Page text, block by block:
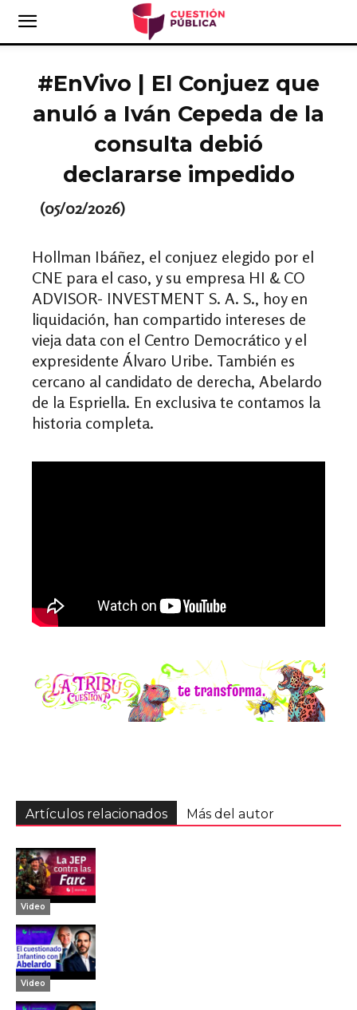
#EnVivo | El Conjuez que
anuló a Iván Cepeda de la
consulta debió
declararse impedido
(05/02/2026)
Hollman Ibáñez, el conjuez elegido por el
CNE para el caso, y su empresa HI & CO
ADVISOR- INVESTMENT S. A. S., hoy en
liquidación, han compartido intereses de
vieja data con el Centro Democrático y el
expresidente Álvaro Uribe. También es
cercano al candidato de derecha, Abelardo
de la Espriella. En exclusiva te contamos la
historia completa.
Artículos relacionados Más del autor
Video
Video